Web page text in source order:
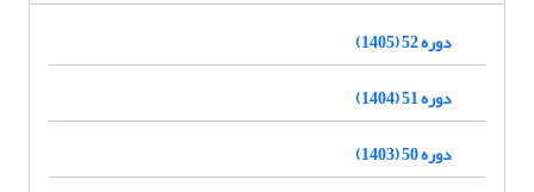
دوره 52 (1405)
دوره 51 (1404)
دوره 50 (1403)